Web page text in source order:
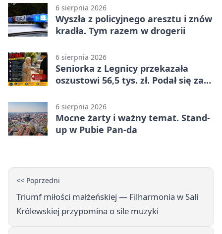
6 sierpnia 2026
Wyszła z policyjnego aresztu i znów
kradła. Tym razem w drogerii
6 sierpnia 2026
Seniorka z Legnicy przekazała
oszustowi 56,5 tys. zł. Podał się za
6 sierpnia 2026
Mocne żarty i ważny temat. Stand-
up w Pubie Pan-da
<< Poprzedni
Triumf miłości małżeńskiej — Filharmonia w Sali
Królewskiej przypomina o sile muzyki